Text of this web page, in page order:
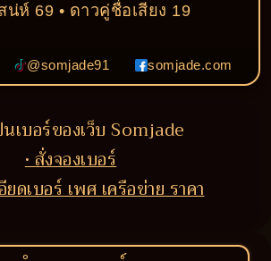
น่ห์ 69 • ดาวคู่ชื่อเสียง 19
@somjade91 somjade.com
เบอร์ของเว็บ Somjade
• สั่งจองเบอร์
ยดเบอร์ เพศ เครือข่าย ราคา